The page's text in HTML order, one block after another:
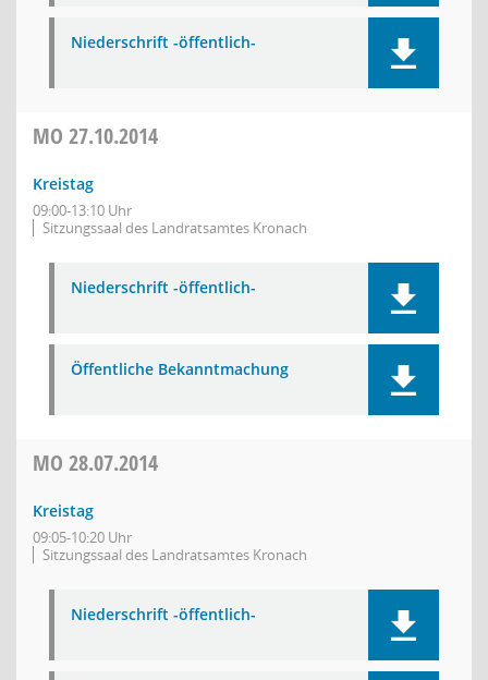
Niederschrift -öffentlich-
MO 27.10.2014
Kreistag
09:00-13:10 Uhr
Sitzungssaal des Landratsamtes Kronach
Niederschrift -öffentlich-
Öffentliche Bekanntmachung
MO 28.07.2014
Kreistag
09:05-10:20 Uhr
Sitzungssaal des Landratsamtes Kronach
Niederschrift -öffentlich-